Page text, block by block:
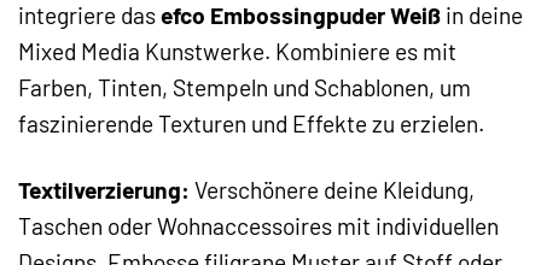
integriere dasefco Embossingpuder Weiß in deine
Mixed Media Kunstwerke. Kombiniere es mit
Farben, Tinten, Stempeln und Schablonen, um
faszinierende Texturen und Effekte zu erzielen.
Textilverzierung: Verschönere deine Kleidung,
Taschen oder Wohnaccessoires mit individuellen